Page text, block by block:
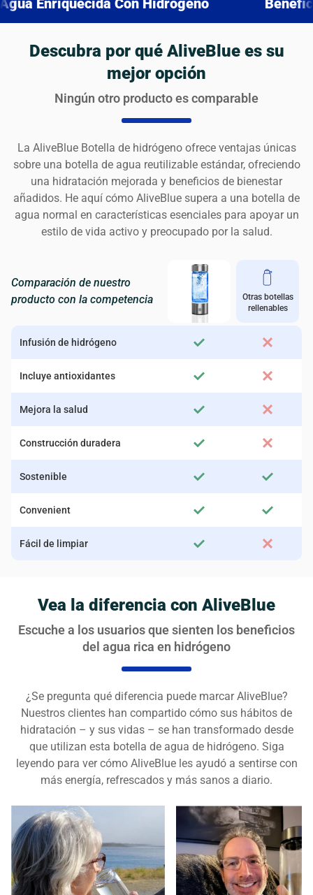
Con Hidrógeno Beneficios Para La
Vea la diferencia con AliveBlue
Escuche a los usuarios que sienten los beneficios
del agua rica en hidrógeno
¿Se pregunta qué diferencia puede marcar AliveBlue?
Nuestros clientes han compartido cómo sus hábitos de
hidratación – y sus vidas – se han transformado desde
que utilizan esta botella de agua de hidrógeno. Siga
leyendo para ver cómo AliveBlue les ayudó a sentirse con
más energía, refrescados y más sanos a diario.
Descubra por qué AliveBlue es su
mejor opción
Ningún otro producto es comparable
La AliveBlue Botella de hidrógeno ofrece ventajas únicas
sobre una botella de agua reutilizable estándar, ofreciendo
una hidratación mejorada y beneficios de bienestar
añadidos. He aquí cómo AliveBlue supera a una botella de
agua normal en características esenciales para apoyar un
estilo de vida activo y preocupado por la salud.
Comparación de nuestro
producto con la competencia
Otras botellas
rellenables
Infusión de hidrógeno
Incluye antioxidantes
Mejora la salud
Construcción duradera
Sostenible
Convenient
Fácil de limpiar